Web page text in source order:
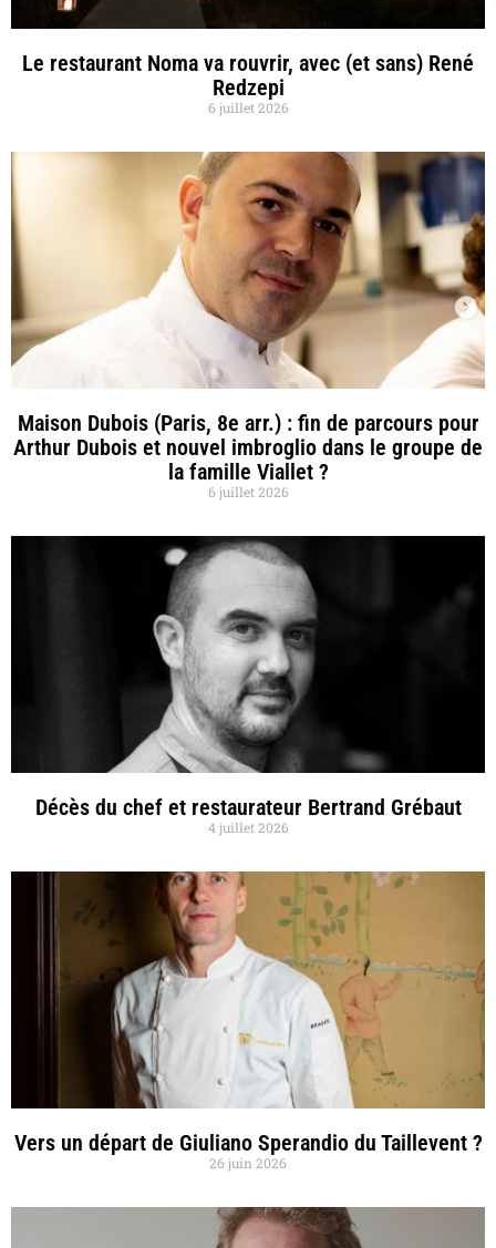
Le restaurant Noma va rouvrir, avec (et sans) René
Redzepi
6 juillet 2026
Maison Dubois (Paris, 8e arr.) : fin de parcours pour
Arthur Dubois et nouvel imbroglio dans le groupe de
la famille Viallet ?
6 juillet 2026
Décès du chef et restaurateur Bertrand Grébaut
4 juillet 2026
Vers un départ de Giuliano Sperandio du Taillevent ?
26 juin 2026